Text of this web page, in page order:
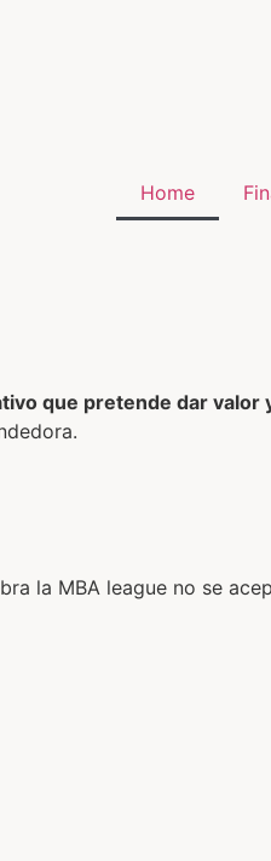
Home
que pretende dar valor
la MBA league no se